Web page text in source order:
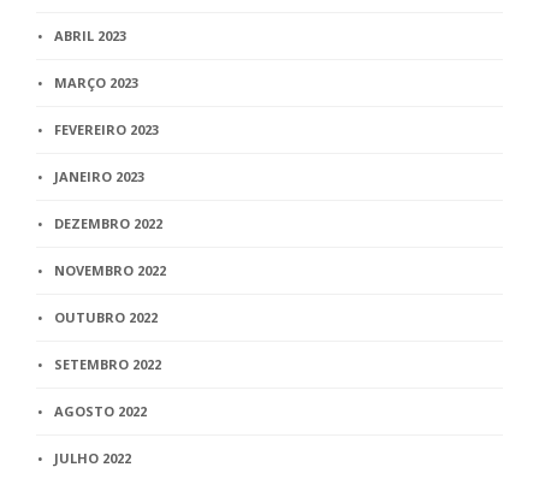
ABRIL 2023
MARÇO 2023
FEVEREIRO 2023
JANEIRO 2023
DEZEMBRO 2022
NOVEMBRO 2022
OUTUBRO 2022
SETEMBRO 2022
AGOSTO 2022
JULHO 2022